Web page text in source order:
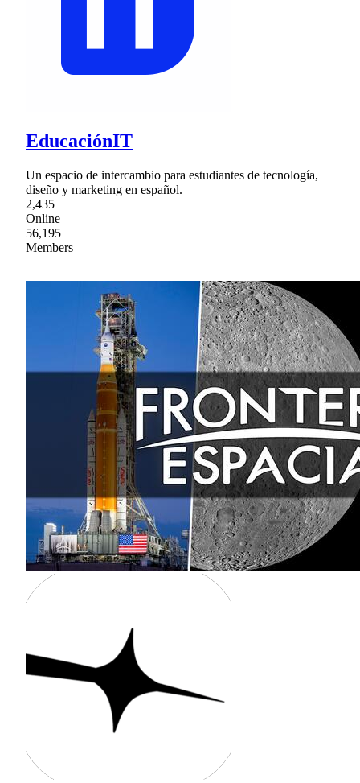
EducaciónIT
Un espacio de intercambio para estudiantes de tecnología,
diseño y marketing en español.
2,435
Online
56,195
Members